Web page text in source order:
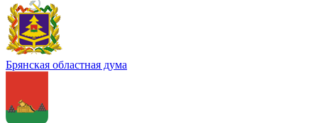
Брянская областная дума